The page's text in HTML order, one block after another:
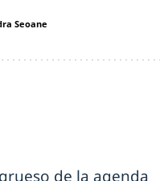
Seoane
de la agenda